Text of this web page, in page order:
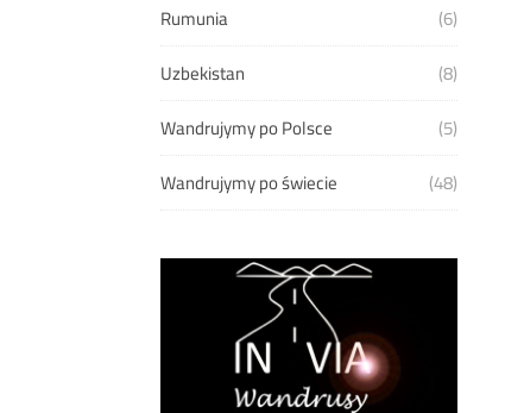
Rumunia
(6)
Uzbekistan
(8)
Wandrujymy po Polsce
(5)
Wandrujymy po świecie
(48)